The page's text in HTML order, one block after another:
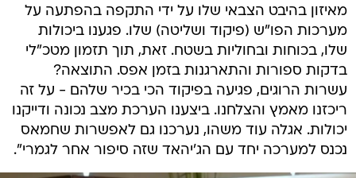
מאיזון בהיבט הצבאי שלו על ידי התקפה בהפתעה על
מערכות הפו"ש (פיקוד ושליטה) שלו. פגענו ביכולות
שלו, בכוחות ובחוליות בשטח. זאת, תוך תזמון מטכ"לי
בדקות ספורות והתארגנות בזמן אפס. התוצאה?
עשרות הרוגים, פגיעה בפיקוד הכי בכיר שלהם - על זה
ריכזנו מאמץ והצלחנו. ביצענו הערכת מצב נכונה ודייקנו
יכולות. אגלה עוד משהו, נערכנו גם לאפשרות שחמאס
נכנס למערכה יחד עם הג'יהאד שזה סיפור אחר לגמרי".